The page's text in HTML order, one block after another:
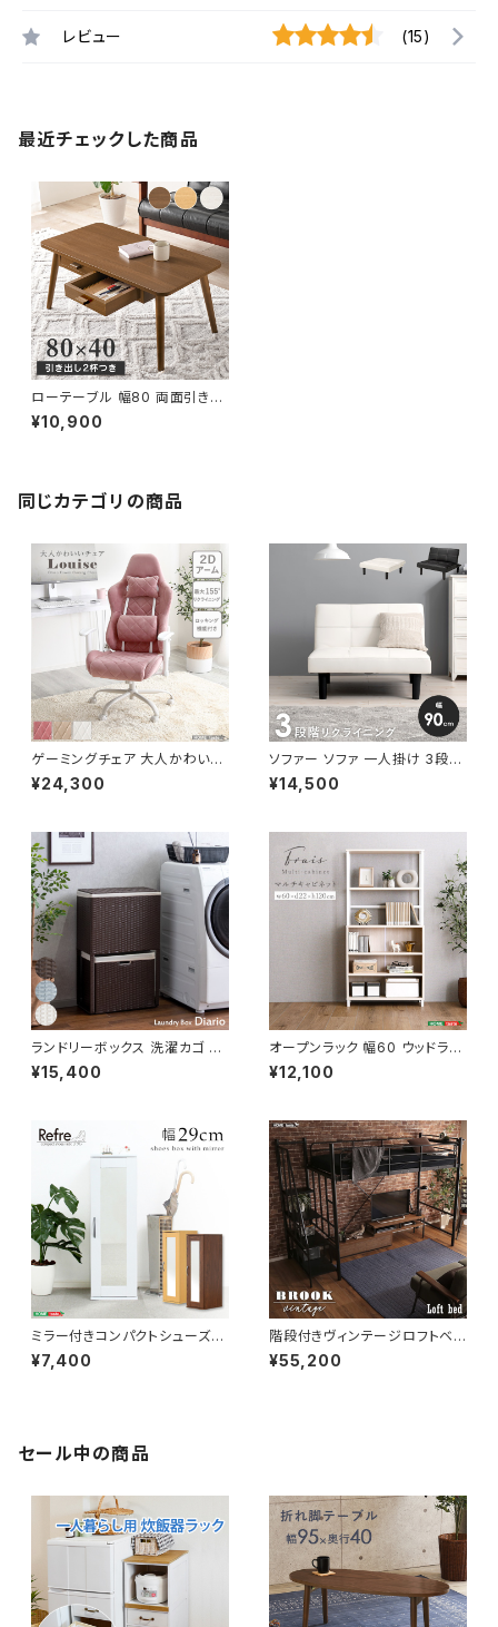
レビュー (15)
最近チェックした商品
ローテーブル 幅80 両面引き出
し テーブル センターテーブル リ
ビングテーブル サイドテーブル
¥10,900
同じカテゴリの商品
ゲーミングチェア 大人かわいい
チェア エレガントチェア ワーク
チェア オフィスチェア イス チェ
¥24,300
ソファー ソファ 一人掛け 3段階
リクライニング ローソファー 一
人暮らし 新生活 幅90
¥14,500
ランドリーボックス 洗濯カゴ 幅
50 奥行25 高さ80 完成品 新
生活 一人暮らし ランドリー収納
¥15,400
オープンラック 幅60 ウッドラッ
ク ラック シェルフ 収納棚 マル
チキャビネット ディスプレイラッ
¥12,100
ミラー付きコンパクトシューズラ
ック 幅29 シューズボックス シ
ューズラック 下駄箱 靴箱 玄関
¥7,400
階段付きヴィンテージロフトベッ
ド シングルベッド パイプベッド
ロフトベッド bed ロフト ハシゴ
¥55,200
セール中の商品